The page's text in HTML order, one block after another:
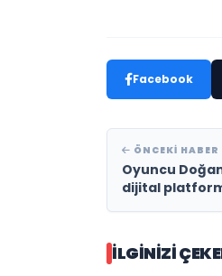
Facebook
ÖNCEKI HABER
Oyuncu
dijital
İLGINIZI